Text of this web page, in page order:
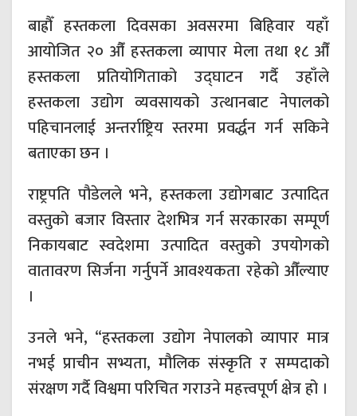
बाह्रौँ हस्तकला दिवसका अवसरमा बिहिवार यहाँ
आयोजित २० औँ हस्तकला व्यापार मेला तथा १८ औँ
हस्तकला प्रतियोगिताको उद्घाटन गर्दै उहाँले
हस्तकला उद्योग व्यवसायको उत्थानबाट नेपालको
पहिचानलाई अन्तर्राष्ट्रिय स्तरमा प्रवर्द्धन गर्न सकिने
बताएका छन ।
राष्ट्रपति पौडेलले भने, हस्तकला उद्योगबाट उत्पादित
वस्तुको बजार विस्तार देशभित्र गर्न सरकारका सम्पूर्ण
निकायबाट स्वदेशमा उत्पादित वस्तुको उपयोगको
वातावरण सिर्जना गर्नुपर्ने आवश्यकता रहेको औँल्याए
।
उनले भने, “हस्तकला उद्योग नेपालको व्यापार मात्र
नभई प्राचीन सभ्यता, मौलिक संस्कृति र सम्पदाको
संरक्षण गर्दै विश्वमा परिचित गराउने महत्त्वपूर्ण क्षेत्र हो ।